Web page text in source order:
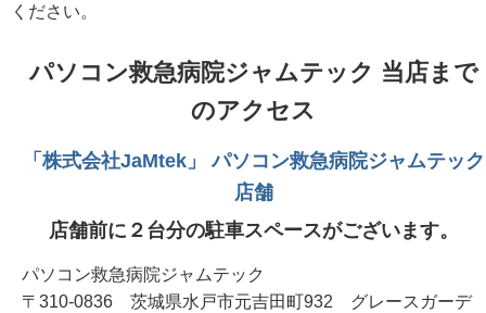
ください。
パソコン救急病院ジャムテック 当店まで
のアクセス
「株式会社JaMtek」 パソコン救急病院ジャムテック
店舗
店舗前に２台分の駐車スペースがございます。
パソコン救急病院ジャムテック
〒310-0836 茨城県水戸市元吉田町932 グレースガーデ